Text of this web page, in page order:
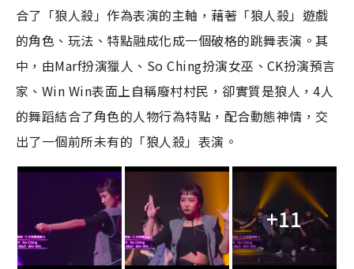
合了「狼人殺」作為表演的主軸，藉著「狼人殺」遊戲
的角色、玩法、特點融成化成一個破格的跳舞表演。其
中，由Marf扮演獵人、So Ching扮演女巫、CK扮演預言
家、Win Win表面上自稱廢村村民，卻實質是狼人，4人
的舞蹈結合了角色的人物行為特點，配合動態神情，交
出了一個前所未有的「狼人殺」表演。
+11